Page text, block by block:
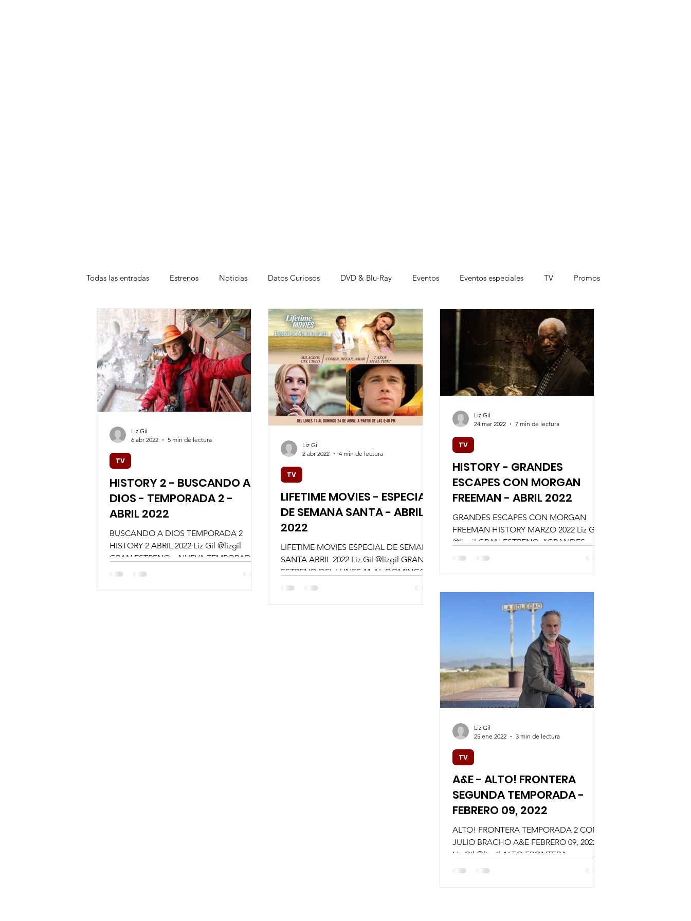
Todas las entradas Estrenos Noticias Datos Curiosos DVD & Blu-Ray Eventos Eventos especiales TV Promos
Teatro Plataformas Entrevistas
HISTORY 2 - BUSCANDO A
DIOS - TEMPORADA 2 -
ABRIL 2022
BUSCANDO A DIOS TEMPORADA 2
HISTORY 2 ABRIL 2022 Liz Gil @lizgil
GRAN ESTRENO – NUEVA TEMPORADA
‘BUSCANDO A DIOS0 LUNES 18 DE
TV
Liz Gil
6 abr 2022
5 min de lectura
LIFETIME MOVIES - ESPECIAL
DE SEMANA SANTA - ABRIL
2022
LIFETIME MOVIES ESPECIAL DE SEMANA
SANTA ABRIL 2022 Liz Gil @lizgil GRAN
ESTRENO DEL LUNES 11 AL DOMINGO
24 DE ABRIL DESDE LAS 18:40PM...
TV
Liz Gil
2 abr 2022
4 min de lectura
HISTORY - GRANDES
ESCAPES CON MORGAN
FREEMAN - ABRIL 2022
GRANDES ESCAPES CON MORGAN
FREEMAN HISTORY MARZO 2022 Liz Gil
@lizgil GRAN ESTRENO: “GRANDES
ESCAPES CON MORGAN FREEMAN”
TV
Liz Gil
24 mar 2022
7 min de lectura
A&E - ALTO! FRONTERA
SEGUNDA TEMPORADA -
FEBRERO 09, 2022
ALTO! FRONTERA TEMPORADA 2 CON
JULIO BRACHO A&E FEBRERO 09, 2022
Liz Gil @lizgil ALTO FRONTERA -
SEGUNDA TEMPORADA GRAN
TV
Liz Gil
25 ene 2022
3 min de lectura